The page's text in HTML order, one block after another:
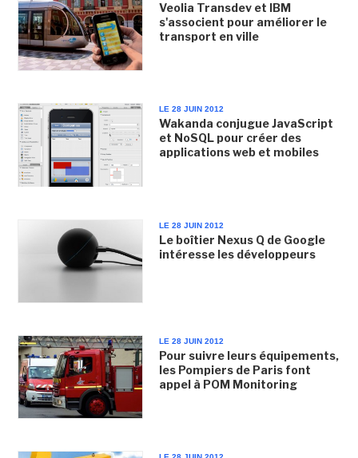
Veolia Transdev et IBM
s'associent pour améliorer le
transport en ville
LE 28 JUIN 2012
Wakanda conjugue JavaScript
et NoSQL pour créer des
applications web et mobiles
LE 28 JUIN 2012
Le boîtier Nexus Q de Google
intéresse les développeurs
LE 28 JUIN 2012
Pour suivre leurs équipements,
les Pompiers de Paris font
appel à POM Monitoring